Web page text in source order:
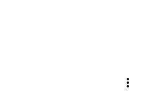
more_vert